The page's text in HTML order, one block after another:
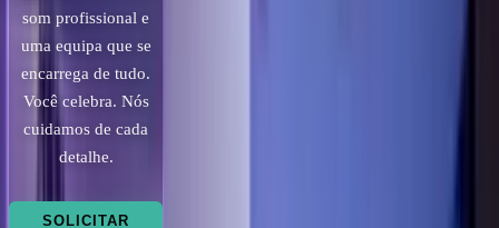
som profissional e
uma equipa que se
encarrega de tudo.
Você celebra. Nós
cuidamos de cada
detalhe.
SOLICITAR